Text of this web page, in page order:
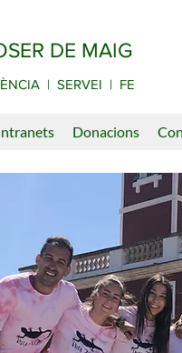
DE MAIG
| SERVEI | FE
Donacions